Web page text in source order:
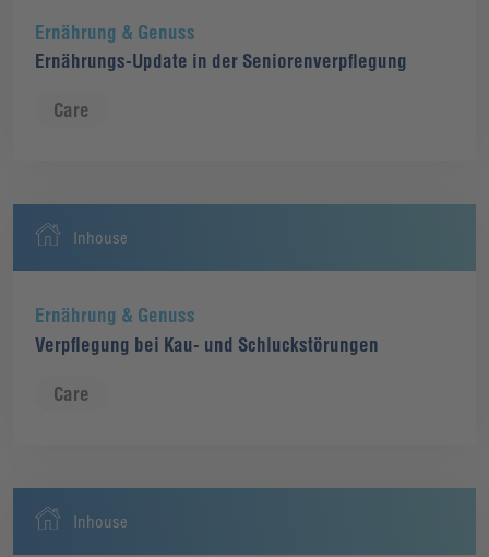
Ernährung & Genuss
Ernährungs-Update in der Seniorenverpflegung
Care
Inhouse
Ernährung & Genuss
Verpflegung bei Kau- und Schluckstörungen
Care
Inhouse